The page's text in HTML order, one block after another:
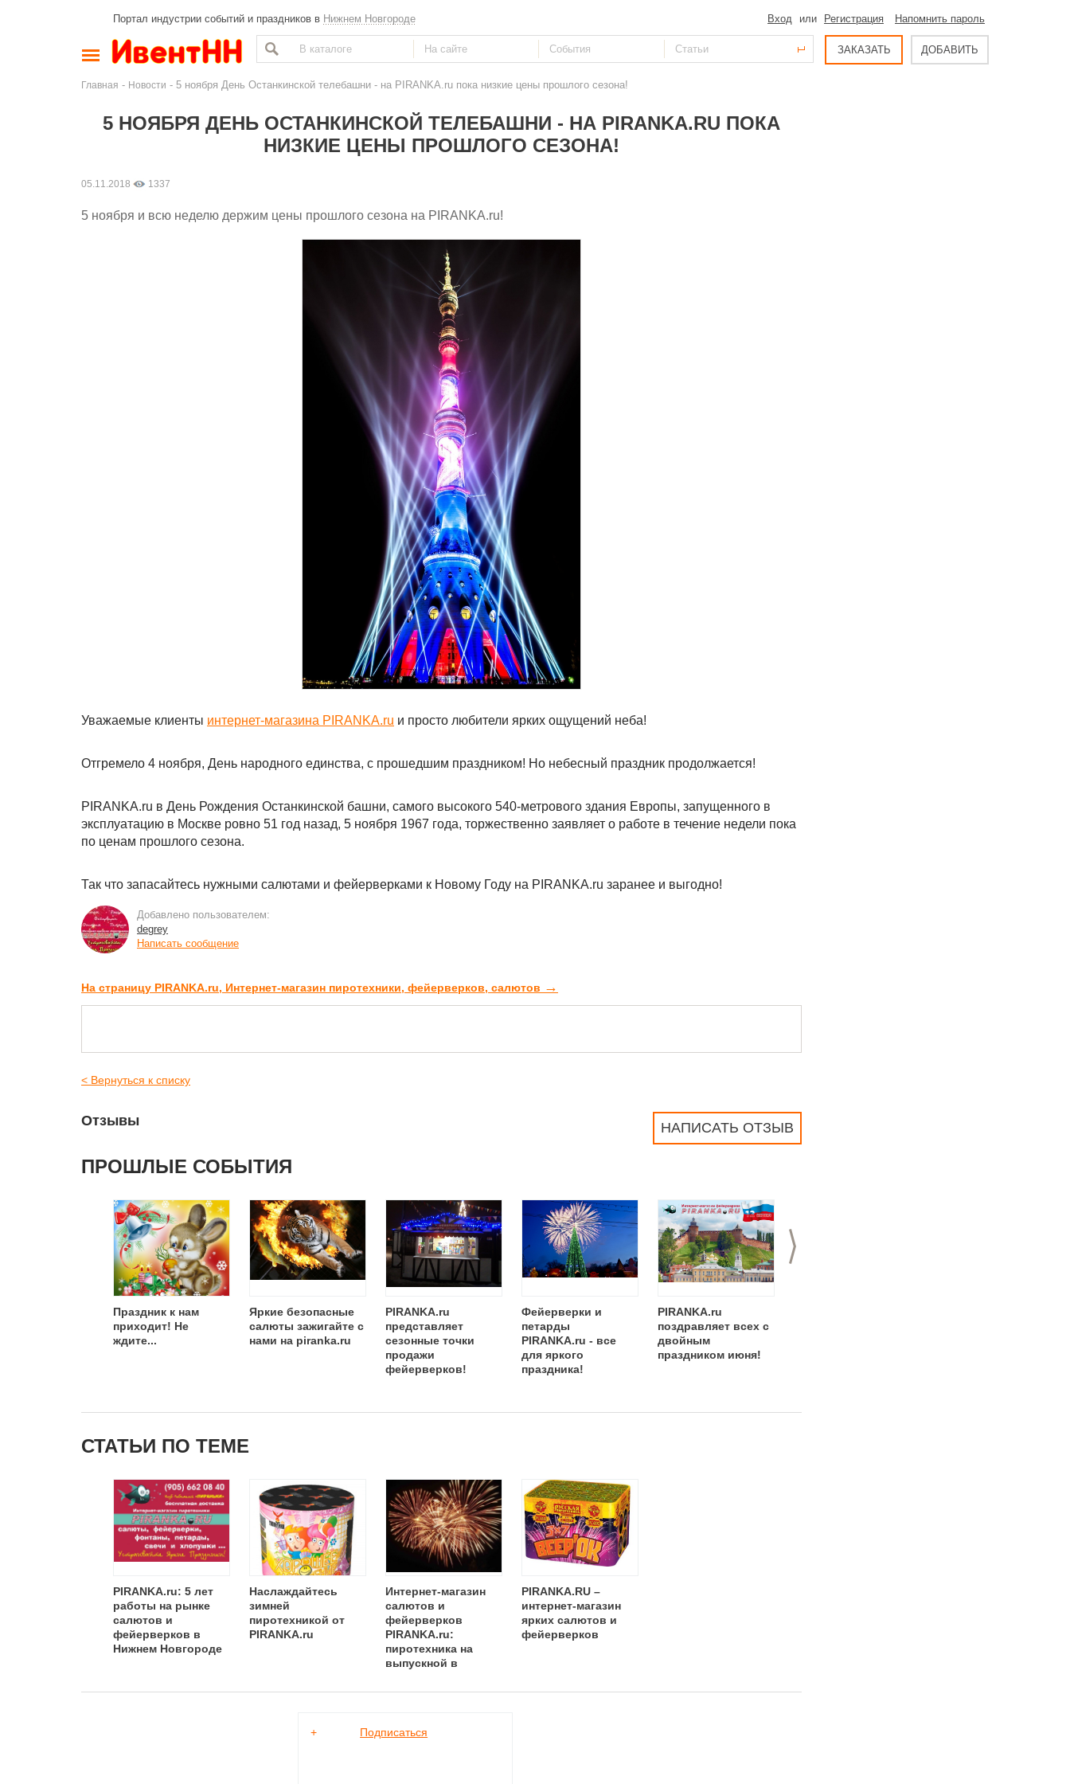
Портал индустрии событий и праздников в Нижнем Новгороде Вход или Регистрация Напомнить пароль
ЗАКАЗАТЬ ДОБАВИТЬ
Главная - Новости - 5 ноября День Останкинской телебашни - на PIRANKA.ru пока низкие цены прошлого сезона!
5 НОЯБРЯ ДЕНЬ ОСТАНКИНСКОЙ ТЕЛЕБАШНИ - НА PIRANKA.RU ПОКА
НИЗКИЕ ЦЕНЫ ПРОШЛОГО СЕЗОНА!
05.11.2018 1337
5 ноября и всю неделю держим цены прошлого сезона на PIRANKA.ru!
Уважаемые клиенты интернет-магазина PIRANKA.ru и просто любители ярких ощущений неба!
Отгремело 4 ноября, День народного единства, с прошедшим праздником! Но небесный праздник продолжается!
PIRANKA.ru в День Рождения Останкинской башни, самого высокого 540-метрового здания Европы, запущенного в
эксплуатацию в Москве ровно 51 год назад, 5 ноября 1967 года, торжественно заявляет о работе в течение недели пока
по ценам прошлого сезона.
Так что запасайтесь нужными салютами и фейерверками к Новому Году на PIRANKA.ru заранее и выгодно!
Добавлено пользователем:
degrey
Написать сообщение
На страницу PIRANKA.ru, Интернет-магазин пиротехники, фейерверков, салютов →
< Вернуться к списку
НАПИСАТЬ ОТЗЫВ
Отзывы
ПРОШЛЫЕ СОБЫТИЯ
>
Праздник к нам
приходит! Не
ждите...
Яркие безопасные
салюты зажигайте с
нами на piranka.ru
PIRANKA.ru
представляет
сезонные точки
продажи
фейерверков!
Фейерверки и
петарды
PIRANKA.ru - все
для яркого
праздника!
PIRANKA.ru
поздравляет всех с
двойным
праздником июня!
СТАТЬИ ПО ТЕМЕ
PIRANKA.ru: 5 лет
работы на рынке
салютов и
фейерверков в
Нижнем Новгороде
Наслаждайтесь
зимней
пиротехникой от
PIRANKA.ru
Интернет-магазин
салютов и
фейерверков
PIRANKA.ru:
пиротехника на
выпускной в
PIRANKA.RU –
интернет-магазин
ярких салютов и
фейерверков
+ Подписаться